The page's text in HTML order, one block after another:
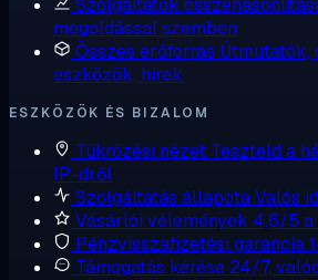
Szolgáltatók
megoldással szemben
Összes erőforrás Útmutatók,
eszközök, hírek
ESZKÖZÖK ÉS BIZALOM
Tükrözési nézet Teszteld a
IP-dről
Szolgáltatás állapotaValós
Vásárlói vélemények 4,6/5 a
Pénzvisszafizetési garancia
Támogatás kérése 24/7,